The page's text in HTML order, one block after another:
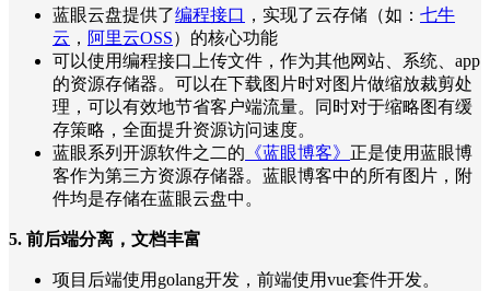
蓝眼云盘提供了编程接口 ，实现了云存储（如： 七牛
云 ， 阿里云OSS）的核心功能
可以使用编程接口上传文件，作为其他网站、系统、app
的资源存储器。可以在下载图片时对图片做缩放裁剪处
理，可以有效地节省客户端流量。同时对于缩略图有缓
存策略，全面提升资源访问速度。
蓝眼系列开源软件之二的 《蓝眼博客》 正是使用蓝眼博
客作为第三方资源存储器。蓝眼博客中的所有图片，附
件均是存储在蓝眼云盘中。
5. 前后端分离，文档丰富
项目后端使用golang开发，前端使用vue套件开发。